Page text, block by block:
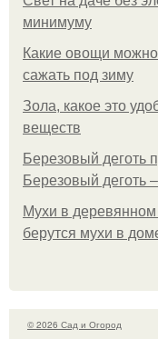
минимуму
Какие овощи
сажать под зиму
Зола, какое это
веществ
Березовый деготь
Березовый деготь
Мухи в деревянном
берутся мухи в
© 2026 Сад и Огород